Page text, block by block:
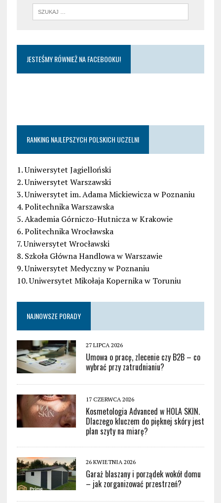
JESTEŚMY RÓWNIEŻ NA FACEBOOKU!
RANKING NAJLEPSZYCH POLSKICH UCZELNI
1. Uniwersytet Jagielloński
2. Uniwersytet Warszawski
3. Uniwersytet im. Adama Mickiewicza w Poznaniu
4. Politechnika Warszawska
5. Akademia Górniczo-Hutnicza w Krakowie
6. Politechnika Wrocławska
7. Uniwersytet Wrocławski
8. Szkoła Główna Handlowa w Warszawie
9. Uniwersytet Medyczny w Poznaniu
10. Uniwersytet Mikołaja Kopernika w Toruniu
NAJNOWSZE PORADY
27 LIPCA 2026
Umowa o pracę, zlecenie czy B2B – co
wybrać przy zatrudnianiu?
17 CZERWCA 2026
Kosmetologia Advanced w HOLA SKIN.
Dlaczego kluczem do pięknej skóry jest
plan szyty na miarę?
26 KWIETNIA 2026
Garaż blaszany i porządek wokół domu
– jak zorganizować przestrzeń?